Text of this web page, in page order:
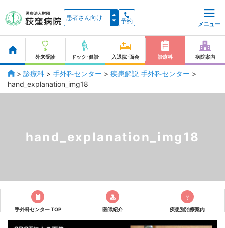
予約 メニュー
外来受診 ドック･健診 入退院･面会 診療科 病院案内
> 診療科 > 手外科センター > 疾患解説 手外科センター >
hand_explanation_img18
hand_explanation_img18
手外科センター TOP 医師紹介 疾患別治療案内